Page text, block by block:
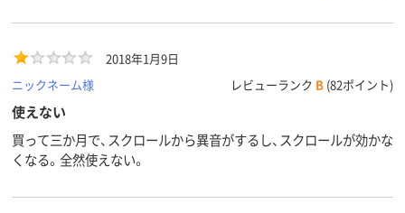
2018年1月9日
ニックネーム様
レビューランク B (82ポイント)
使えない
買って三か月で、スクロールから異音がするし、スクロールが効かな
くなる。全然使えない。